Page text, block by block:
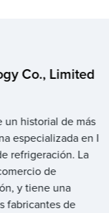
Co., Limited
un historial de más
especializada en I
refrigeración. La
de
y tiene una
fabricantes de